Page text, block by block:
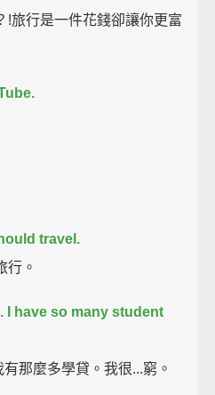
!旅行是一件花錢卻讓你更富
travel.
行。
I have so many student
那麼多學貸。我很...窮。